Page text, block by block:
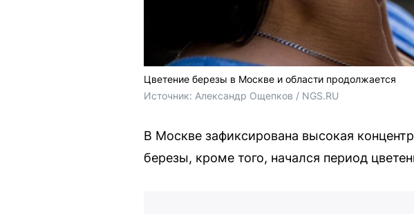
Цветение березы в Москве и области продолжается
Источник: Александр Ощепков / NGS.RU
В Москве зафиксирована высокая
березы, кроме того, начался период